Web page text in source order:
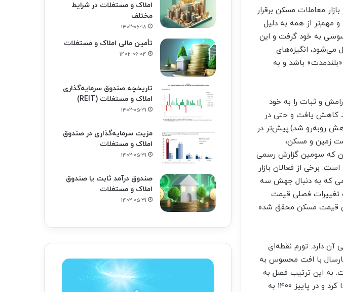
معاملات مسکن برقرار
مهم‌تر از همه به دلیل
به خود گرفت و این
می‌شود، انگیزه‌‌‌‌‌‌های
باشد و به
و ثبات را به خود
کاهش یافت و حتی در
روبه‌رو شد).پیش‌تر در
زمین و مسکن،
که سومین گزارش رسمی
برخی از فعالان بازار
که به دنبال جهش سه
تغییرات فصلی قیمت
نبض قیمت مسکن محقق شده
آن دارد. تورم نقطه‌‌‌ای
در بهار پارسال با افت محسوس به
۱۴۰۰ به ترتیب ۳۸ و ۲۰‌درصد بوده است. به این ترتیب فصل به
فصل روند تغییرات قیمت زمین نسبت به فصل مشابه از سال گذشته سرعت کمتری پیدا کرد و در پاییز ۱۴۰۰ به
املاک و مستغلات در شرایط
مختلف
۱۴۰۲-۰۶-۱۸
تأمین مالی املاک و مستغلات
۱۴۰۲-۰۶-۰۴
تاریخچه صندوق سرمایه‌گذاری
املاک و مستغلات (REIT)
۱۴۰۲-۰۵-۳۱
مزیت سرمایه‌گذاری در صندوق
املاک و مستغلات
۱۴۰۲-۰۵-۳۱
صندوق درآمد ثابت یا صندوق
املاک و مستغلات
۱۴۰۲-۰۵-۳۱